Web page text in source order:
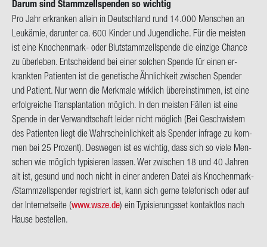
Darum sind Stamm­zell­spen­den so wich­tig
Pro Jahr er­kran­ken al­lein in Deutsch­land rund 14.000 Men­schen an
Leuk­ämie, dar­un­ter ca. 600 Kin­der und Ju­gend­li­che. Für die meis­ten
ist eine Knochenmark-​ oder Blut­stamm­zell­spen­de die ein­zi­ge Chan­ce
zu über­le­ben. Ent­schei­dend bei einer sol­chen Spen­de für einen er­
krank­ten Pa­ti­en­ten ist die ge­ne­ti­sche Ähn­lich­keit zwi­schen Spen­der
und Pa­ti­ent. Nur wenn die Merk­ma­le wirk­lich über­ein­stim­men, ist eine
er­folg­rei­che Trans­plan­ta­ti­on mög­lich. In den meis­ten Fäl­len ist eine
Spen­de in der Ver­wandt­schaft lei­der nicht mög­lich (Bei Ge­schwis­tern
des Pa­ti­en­ten liegt die Wahr­schein­lich­keit als Spen­der in­fra­ge zu kom­
men bei 25 Pro­zent). Des­we­gen ist es wich­tig, dass sich so viele Men­
schen wie mög­lich ty­pi­sie­ren las­sen. Wer zwi­schen 18 und 40 Jah­ren
alt ist, ge­sund und noch nicht in einer an­de­ren Datei als Knochenmark-​
/Stamm­zell­spen­der re­gis­triert ist, kann sich gerne te­le­fo­nisch oder auf
der In­ter­net­sei­te (www.wsze.de) ein Ty­pi­sie­rungs­set kon­takt­los nach
Hause be­stel­len.